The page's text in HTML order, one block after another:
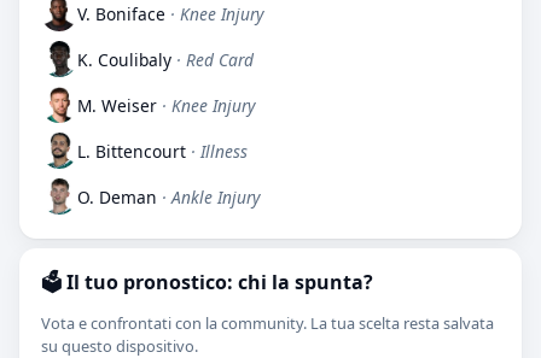
V. Boniface · Knee Injury
K. Coulibaly · Red Card
M. Weiser · Knee Injury
L. Bittencourt · Illness
O. Deman · Ankle Injury
🗳️ Il tuo pronostico: chi la spunta?
Vota e confrontati con la community. La tua scelta resta salvata
su questo dispositivo.